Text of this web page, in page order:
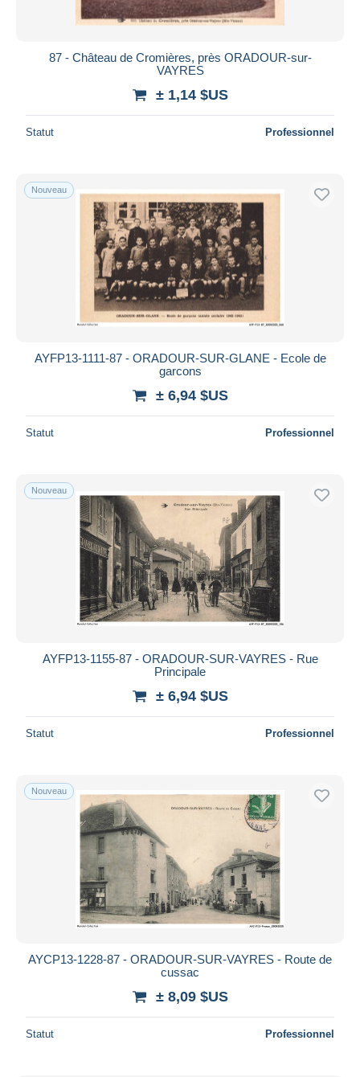
87 - Château de Cromières, près ORADOUR-sur-
VAYRES
± 1,14 $US
Statut Professionnel
Nouveau
AYFP13-1111-87 - ORADOUR-SUR-GLANE - Ecole de
garcons
± 6,94 $US
Statut Professionnel
Nouveau
AYFP13-1155-87 - ORADOUR-SUR-VAYRES - Rue
Principale
± 6,94 $US
Statut Professionnel
Nouveau
AYCP13-1228-87 - ORADOUR-SUR-VAYRES - Route de
cussac
± 8,09 $US
Statut Professionnel